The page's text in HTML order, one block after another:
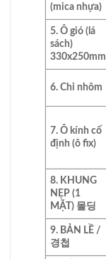
(mica nhựa)
5. Ô gió (lá
sách)
330x250mm
6. Chỉ nhôm
7. Ô kính cố
định (ô fix)
8. KHUNG
NẸP (1
MẶT) 몰딩
9. BẢN LỀ /
경첩